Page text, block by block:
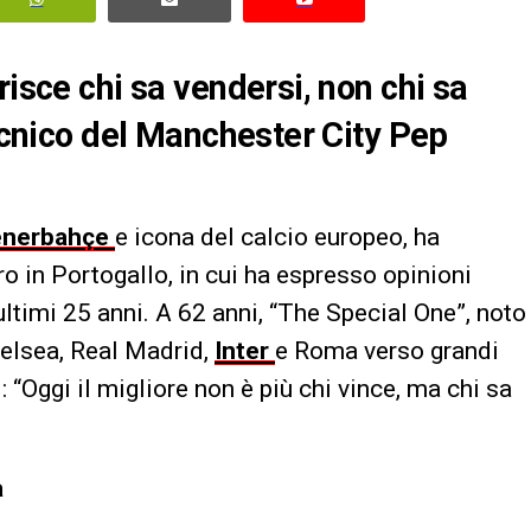
chi sa vendersi, non chi sa
del Manchester City Pep
e icona del calcio europeo, ha
in Portogallo, in cui ha espresso opinioni
25 anni. A 62 anni, “The Special One”, noto
Real Madrid, Inter e Roma verso grandi
il migliore non è più chi vince, ma chi sa